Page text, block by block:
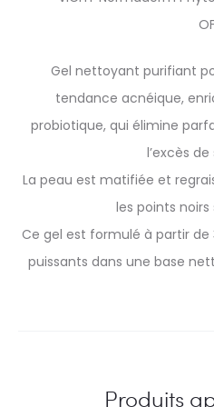
Gel nettoyant purifiant
tendance acnéique,
probiotique, qui élimine
l’excès
La peau est matifiée et
les points
Ce gel est formulé à partir
puissants dans une base
Produits